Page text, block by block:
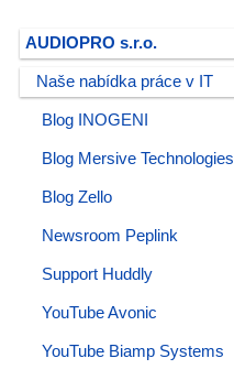
AUDIOPRO s.r.o.
Naše nabídka práce v IT
Blog INOGENI
Blog Mersive Technologies
Blog Zello
Newsroom Peplink
Support Huddly
YouTube Avonic
YouTube Biamp Systems